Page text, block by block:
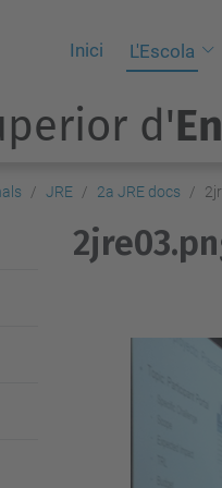
Inici L'Escola
d'
JRE 2a JRE docs